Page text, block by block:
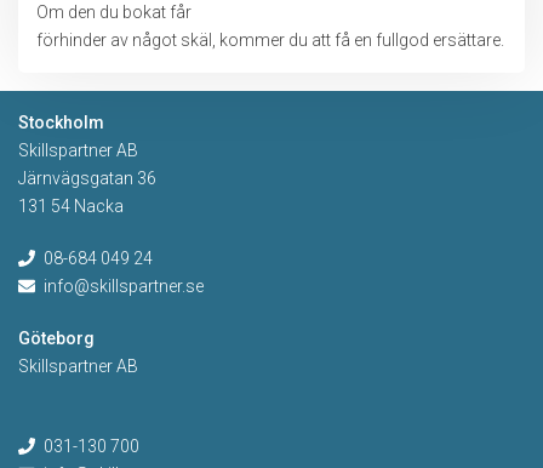
Om den du bokat får
förhinder av något skäl, kommer du att få en fullgod ersättare.
Stockholm
Skillspartner AB
Järnvägsgatan 36
131 54 Nacka
08-684 049 24
info@skillspartner.se
Göteborg
Skillspartner AB
031-130 700